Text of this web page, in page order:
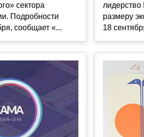
сектора
Подробности
сообщает «...
размеру
18